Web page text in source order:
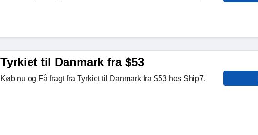
Tyrkiet til Danmark fra $53
Køb nu og Få fragt fra Tyrkiet til Danmark fra $53 hos Ship7.